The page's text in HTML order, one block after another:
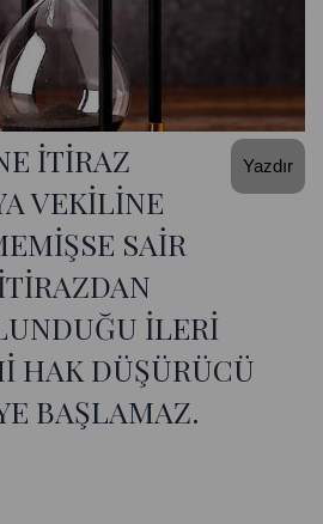
Yazdır
İTİRAZ
VEKİLİNE
SAİR
İLERİ
HAK DÜŞÜRÜCÜ
BAŞLAMAZ.